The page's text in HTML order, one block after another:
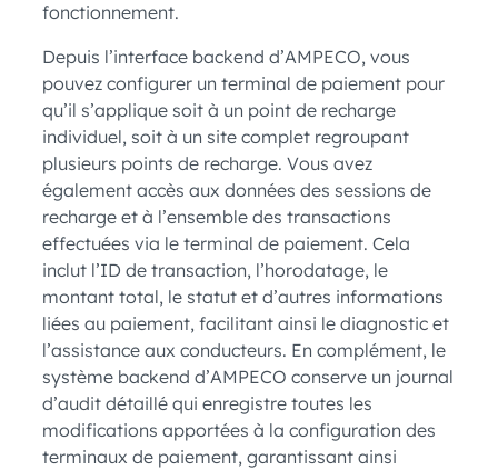
fonctionnement.
Depuis l’interface backend d’AMPECO, vous
pouvez configurer un terminal de paiement pour
qu’il s’applique soit à un point de recharge
individuel, soit à un site complet regroupant
plusieurs points de recharge. Vous avez
également accès aux données des sessions de
recharge et à l’ensemble des transactions
effectuées via le terminal de paiement. Cela
inclut l’ID de transaction, l’horodatage, le
montant total, le statut et d’autres informations
liées au paiement, facilitant ainsi le diagnostic et
l’assistance aux conducteurs. En complément, le
système backend d’AMPECO conserve un journal
d’audit détaillé qui enregistre toutes les
modifications apportées à la configuration des
terminaux de paiement, garantissant ainsi